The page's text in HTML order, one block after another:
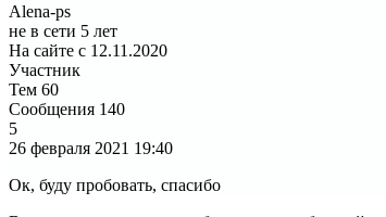
Alena-ps
не в сети 5 лет
На сайте с 12.11.2020
Участник
Тем 60
Сообщения 140
5
26 февраля 2021 19:40
Ок, буду пробовать, спасибо